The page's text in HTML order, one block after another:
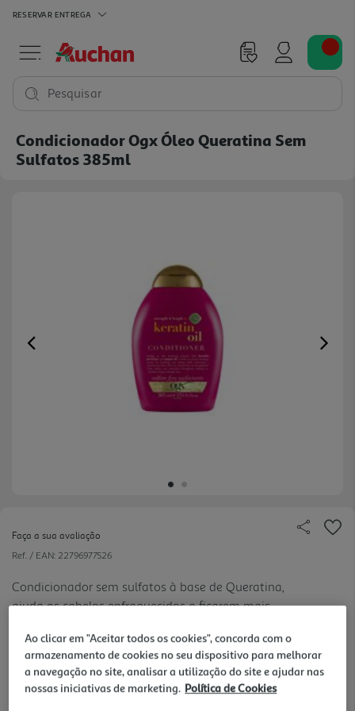
RESERVAR ENTREGA
Pesquisar
Condicionador Ogx Óleo Queratina Sem
Sulfatos 385ml
Previous
Faça a sua avaliação
Ref. / EAN: 22796977526
Condicionador sem sulfatos à base de Queratina,
ajuda os cabelos enfraquecidos a ficarem mais
espigadas. Este tratamento suave recupera a força
natural e hidratação dos seus cabelos. - Ajuda a
acabar com as pon tas espigadas e previne o seu
ver
18.68 €/Lt
Ao clicar em "Aceitar todos os cookies", concorda com o
armazenamento de cookies no seu dispositivo para melhorar
a navegação no site, analisar a utilização do site e ajudar nas
nossas iniciativas de marketing. Política de Cookies